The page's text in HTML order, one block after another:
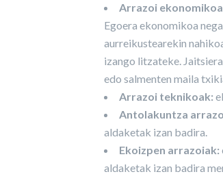
Arrazoi
Egoera ekonomikoa
aurreikustearekin
izango litzateke.
edo salmenten maila
Arrazoi teknikoak:
Antolakuntza
aldaketak izan badira.
Ekoizpen arrazoiak:
aldaketak izan badira